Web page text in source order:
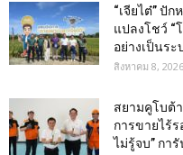
“เจียไต๋” ปั
แปลงโชว์ “
อย่างเป็นระ
สิงหาคม 8, 2026
สยามคูโบต้
การขายไร้ร
ไม่รู้จบ” กา